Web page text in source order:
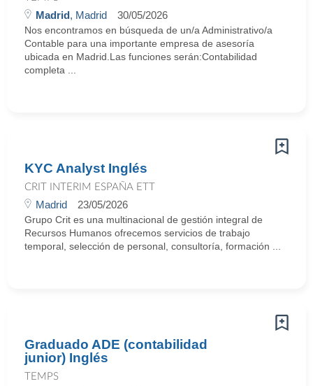
Madrid, Madrid 30/05/2026
Nos encontramos en búsqueda de un/a Administrativo/a
Contable para una importante empresa de asesoría
ubicada en Madrid.Las funciones serán:Contabilidad
completa ...
KYC Analyst Inglés
CRIT INTERIM ESPAÑA ETT
Madrid 23/05/2026
Grupo Crit es una multinacional de gestión integral de
Recursos Humanos ofrecemos servicios de trabajo
temporal, selección de personal, consultoría, formación ...
Graduado ADE (contabilidad
junior) Inglés
TEMPS